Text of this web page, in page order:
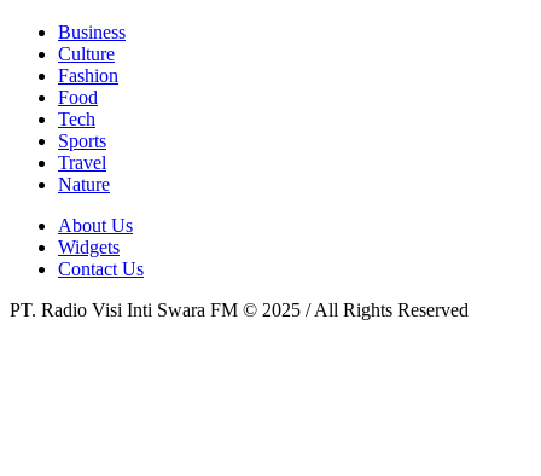
Business
Culture
Fashion
Food
Tech
Sports
Travel
Nature
About Us
Widgets
Contact Us
PT. Radio Visi Inti Swara FM © 2025 / All Rights Reserved